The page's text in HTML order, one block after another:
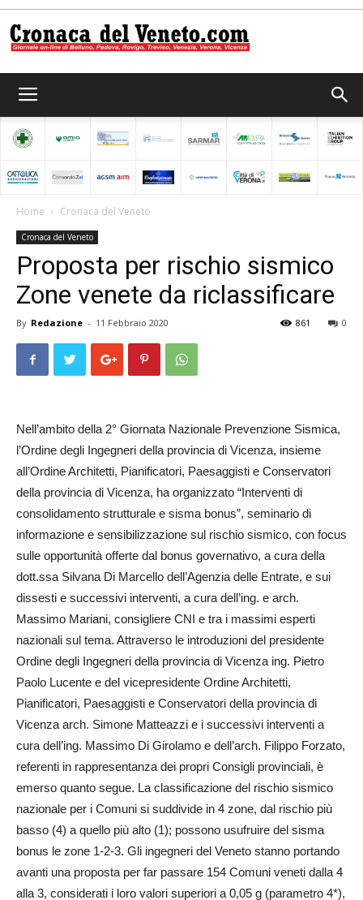
del
Home Cronaca del Veneto
Cronaca del Veneto
Proposta per rischio sismico
Zone venete da riclassificare
By Redazione - 11 Febbraio 2020 0
861
Nell’ambito della 2° Giornata Nazionale Prevenzione Sismica,
l’Ordine degli Ingegneri della provincia di Vicenza, insieme
all’Ordine Architetti, Pianificatori, Paesaggisti e Conservatori
della provincia di Vicenza, ha organizzato “Interventi di
consolidamento strutturale e sisma bonus”, seminario di
informazione e sensibilizzazione sul rischio sismico, con focus
sulle opportunità offerte dal bonus governativo, a cura della
dott.ssa Silvana Di Marcello dell’Agenzia delle Entrate, e sui
dissesti e successivi interventi, a cura dell’ing. e arch.
Massimo Mariani, consigliere CNI e tra i massimi esperti
nazionali sul tema. Attraverso le introduzioni del presidente
Ordine degli Ingegneri della provincia di Vicenza ing. Pietro
Paolo Lucente e del vicepresidente Ordine Architetti,
Pianificatori, Paesaggisti e Conservatori della provincia di
Vicenza arch. Simone Matteazzi e i successivi interventi a
cura dell’ing. Massimo Di Girolamo e dell’arch. Filippo Forzato,
referenti in rappresentanza dei propri Consigli provinciali, è
emerso quanto segue. La classificazione del rischio sismico
nazionale per i Comuni si suddivide in 4 zone, dal rischio più
basso (4) a quello più alto (1); possono usufruire del sisma
bonus le zone 1-2-3. Gli ingegneri del Veneto stanno portando
avanti una proposta per far passare 154 Comuni veneti dalla 4
alla 3, considerati i loro valori superiori a 0,05 g (parametro 4*),